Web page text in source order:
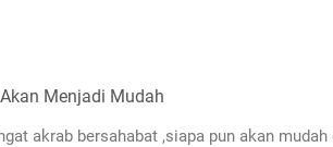
Menjadi Mudah
akrab bersahabat ,siapa pun akan